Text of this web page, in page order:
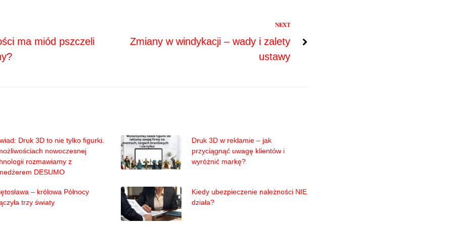
ma miód pszczeli
NEXT
Zmiany w windykacji – wady i zalety
ustawy
Druk 3D to nie tylko figurki.
nowoczesnej
rozmawiamy z
DESUMO
Druk 3D w reklamie – jak
przyciągnąć uwagę klientów i
wyróżnić markę?
– królowa Północy
trzy światy
Kiedy ubezpieczenie należności NIE
działa?